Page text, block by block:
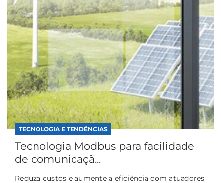
TECNOLOGIA E TENDÊNCIAS
Tecnologia Modbus para facilidade
de comunicaçã...
Reduza custos e aumente a eficiência com atuadores